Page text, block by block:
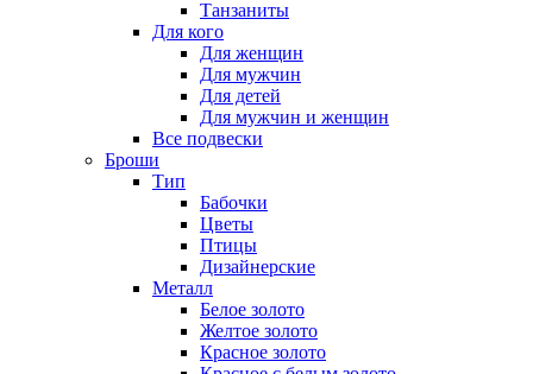
Танзаниты
Для кого
Для женщин
Для мужчин
Для детей
Для мужчин и женщин
Все подвески
Броши
Тип
Бабочки
Цветы
Птицы
Дизайнерские
Металл
Белое золото
Желтое золото
Красное золото